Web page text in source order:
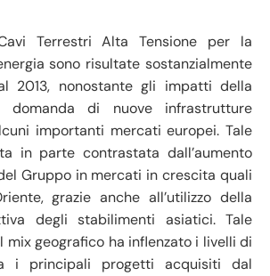
Terrestri Alta Tensione per la
sono risultate sostanzialmente
2013, nonostante gli impatti della
domanda di nuove infrastrutture
importanti mercati europei. Tale
in parte contrastata dall’aumento
Gruppo in mercati in crescita quali
grazie anche all’utilizzo della
degli stabilimenti asiatici. Tale
mix geografico ha inflenzato i livelli di
i principali progetti acquisiti dal